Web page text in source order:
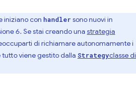
iniziano con handler sono nuovi in
6. Se stai creando una strategia
di richiamare autonomamente i
viene gestito dalla Strategyclasse di